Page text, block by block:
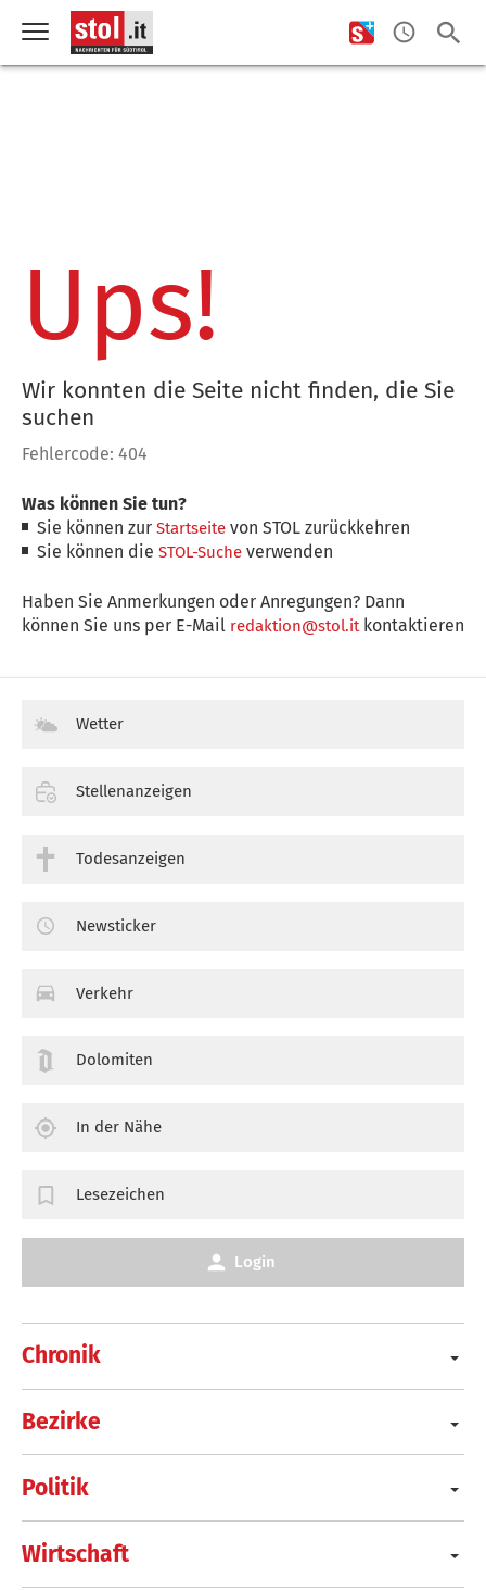
Ups!
Wir konnten die Seite nicht finden, die Sie
suchen
Fehlercode: 404
Was können Sie tun?
Sie können zurStartseite von STOL zurückkehren
Sie können dieSTOL-Suche verwenden
Haben Sie Anmerkungen oder Anregungen? Dann
können Sie uns per E-Mail redaktion@stol.itkontaktieren
Chronik
Bezirke
Politik
Wirtschaft
Wetter
Stellenanzeigen
Todesanzeigen
Newsticker
Verkehr
Dolomiten
In der Nähe
Lesezeichen
Login